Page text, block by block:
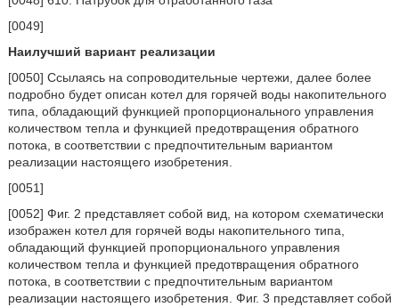
[0049]
Наилучший вариант реализации
[0050] Ссылаясь на сопроводительные чертежи, далее более
подробно будет описан котел для горячей воды накопительного
типа, обладающий функцией пропорционального управления
количеством тепла и функцией предотвращения обратного
потока, в соответствии с предпочтительным вариантом
реализации настоящего изобретения.
[0051]
[0052] Фиг. 2 представляет собой вид, на котором схематически
изображен котел для горячей воды накопительного типа,
обладающий функцией пропорционального управления
количеством тепла и функцией предотвращения обратного
потока, в соответствии с предпочтительным вариантом
реализации настоящего изобретения. Фиг. 3 представляет собой